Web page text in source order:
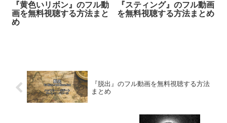
『黄色いリボン』のフル動
画を無料視聴する方法まと
め
『スティング』のフル動画
を無料視聴する方法まとめ
『脱出』のフル動画を無料視聴する方法
まとめ